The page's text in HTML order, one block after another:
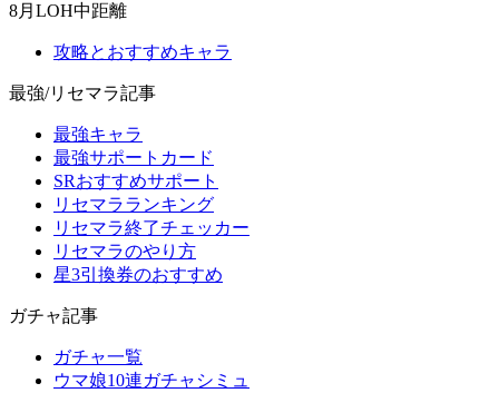
8月LOH中距離
攻略とおすすめキャラ
最強/リセマラ記事
最強キャラ
最強サポートカード
SRおすすめサポート
リセマラランキング
リセマラ終了チェッカー
リセマラのやり方
星3引換券のおすすめ
ガチャ記事
ガチャ一覧
ウマ娘10連ガチャシミュ